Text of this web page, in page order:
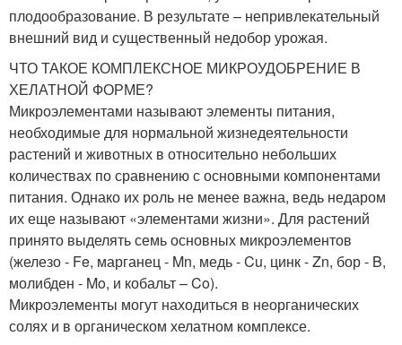
плодообразование. В результате – непривлекательный
внешний вид и существенный недобор урожая.
ЧТО ТАКОЕ КОМПЛЕКСНОЕ МИКРОУДОБРЕНИЕ В
ХЕЛАТНОЙ ФОРМЕ?
Микроэлементами называют элементы питания,
необходимые для нормальной жизнедеятельности
растений и животных в относительно небольших
количествах по сравнению с основными компонентами
питания. Однако их роль не менее важна, ведь недаром
их еще называют «элементами жизни». Для растений
принято выделять семь основных микроэлементов
(железо - Fe, марганец - Mn, медь - Cu, цинк - Zn, бор - B,
молибден - Mo, и кобальт – Co).
Микроэлементы могут находиться в неорганических
солях и в органическом хелатном комплексе.